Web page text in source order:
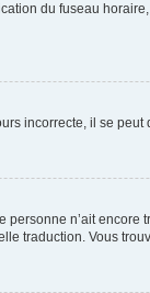
du fuseau
incorrecte, il se
n’ait
traduction. Vous